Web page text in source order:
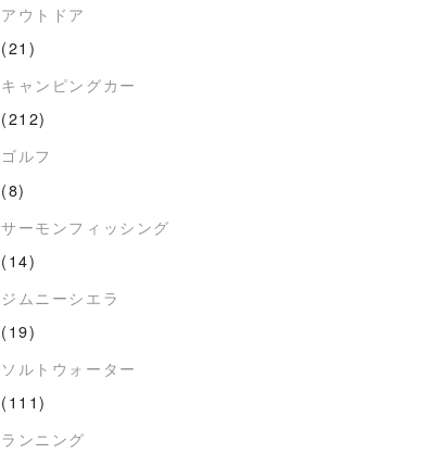
アウトドア
(21)
キャンピングカー
(212)
ゴルフ
(8)
サーモンフィッシング
(14)
ジムニーシエラ
(19)
ソルトウォーター
(111)
ランニング